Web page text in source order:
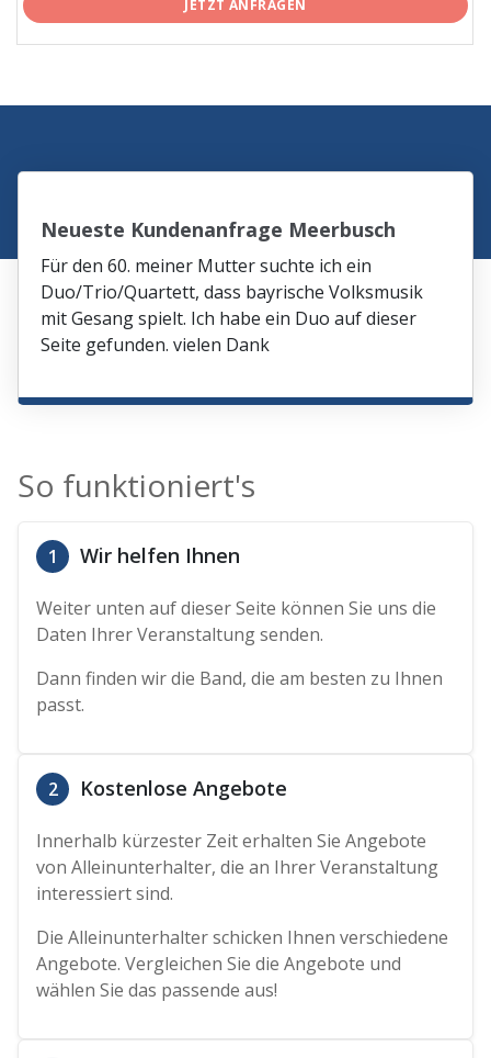
JETZT ANFRAGEN
Neueste Kundenanfrage Meerbusch
Für den 60. meiner Mutter suchte ich ein
Duo/Trio/Quartett, dass bayrische Volksmusik
mit Gesang spielt. Ich habe ein Duo auf dieser
Seite gefunden. vielen Dank
So funktioniert's
1 Wir helfen Ihnen
Weiter unten auf dieser Seite können Sie uns die
Daten Ihrer Veranstaltung senden.
Dann finden wir die Band, die am besten zu Ihnen
passt.
2 Kostenlose Angebote
Innerhalb kürzester Zeit erhalten Sie Angebote
von Alleinunterhalter, die an Ihrer Veranstaltung
interessiert sind.
Die Alleinunterhalter schicken Ihnen verschiedene
Angebote. Vergleichen Sie die Angebote und
wählen Sie das passende aus!